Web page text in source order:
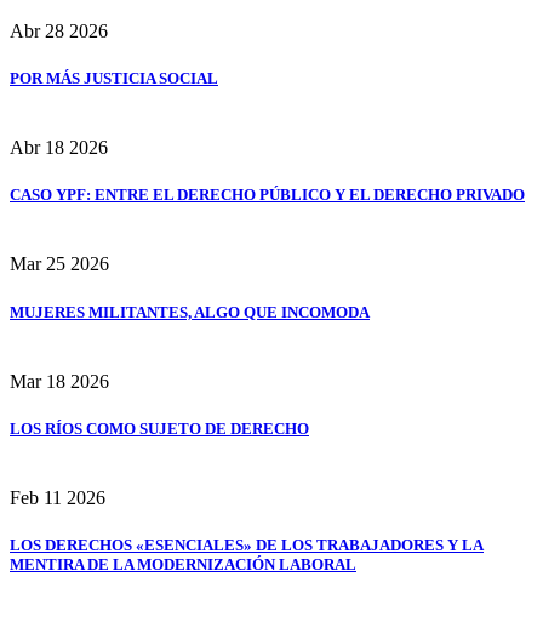
Abr 28 2026
POR MÁS JUSTICIA SOCIAL
Abr 18 2026
CASO YPF: ENTRE EL DERECHO PÚBLICO Y EL DERECHO PRIVADO
Mar 25 2026
MUJERES MILITANTES, ALGO QUE INCOMODA
Mar 18 2026
LOS RÍOS COMO SUJETO DE DERECHO
Feb 11 2026
LOS DERECHOS «ESENCIALES» DE LOS TRABAJADORES Y LA
MENTIRA DE LA MODERNIZACIÓN LABORAL